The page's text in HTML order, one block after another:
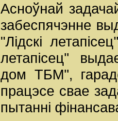
Асноўнай
забеспячэнне
"Лідскі
летапісец"
дом ТБМ",
працэсе свае
пытанні